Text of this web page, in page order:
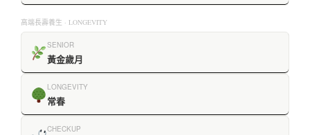
高端長壽養生 · LONGEVITY
SENIOR
黃金歲月
LONGEVITY
常春
CHECKUP